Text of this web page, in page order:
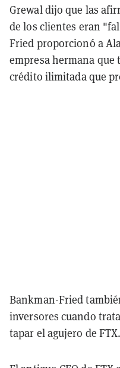
Grewal dijo que las
de los clientes eran
Fried proporcionó a
empresa hermana
crédito ilimitada que
Bankman-Fried
inversores cuando
tapar el agujero de FTX.